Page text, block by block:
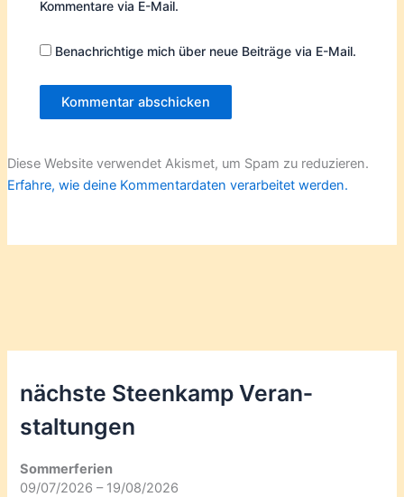
Kommentare via E-Mail.
Benachrichtige mich über neue Beiträge via E-Mail.
Diese Website verwendet Akismet, um Spam zu reduzieren.
Erfahre, wie deine Kommentardaten verarbeitet werden.
nächste Steenkamp Veran­
staltungen
Sommerferien
09/07/2026 – 19/08/2026